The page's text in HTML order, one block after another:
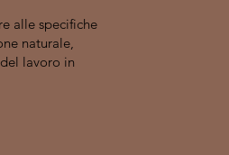
alle specifiche
naturale,
lavoro in